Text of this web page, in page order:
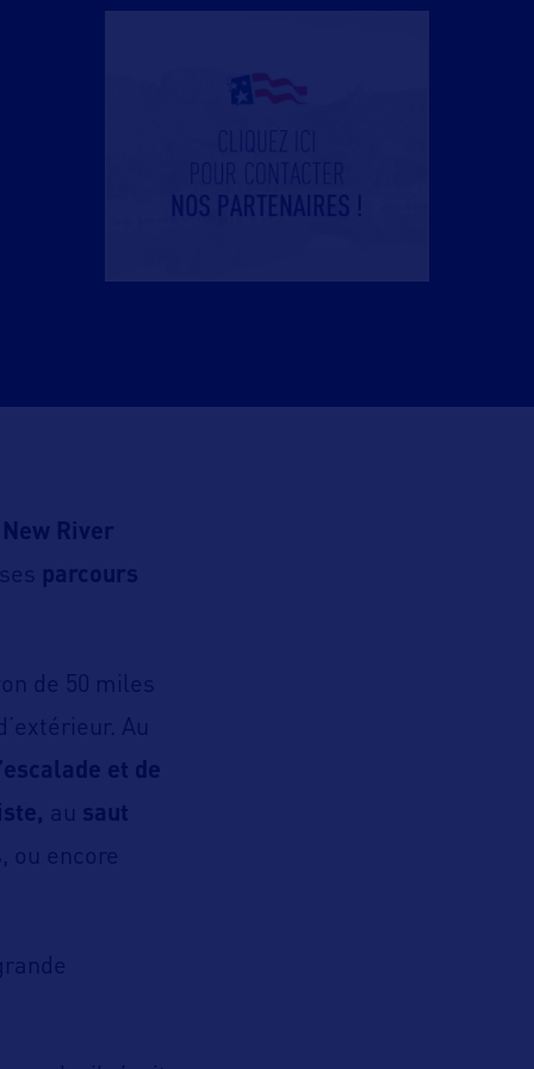
New River
parcours
de 50 miles
Au
et de
au saut
ou encore